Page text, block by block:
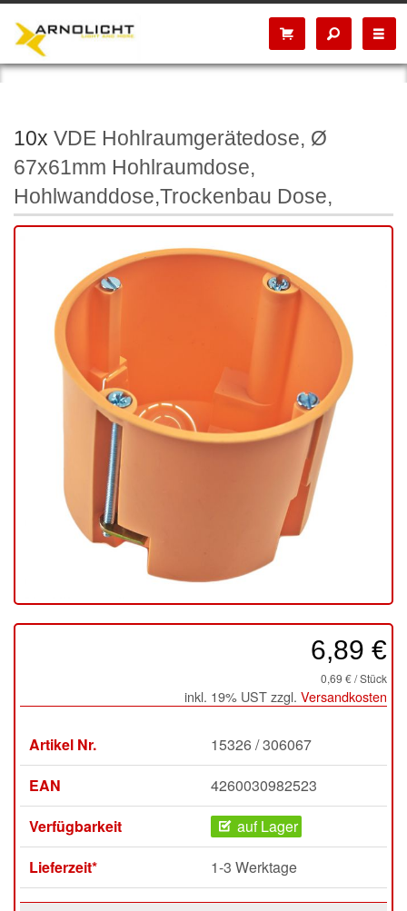
10x VDE Hohlraumgerätedose, Ø
67x61mm Hohlraumdose,
Hohlwanddose,Trockenbau Dose,
6,89 €
0,69 € / Stück
inkl. 19% UST zzgl. Versandkosten
Artikel Nr.
15326 / 306067
EAN
4260030982523
Verfügbarkeit
auf Lager
Lieferzeit*
1-3 Werktage